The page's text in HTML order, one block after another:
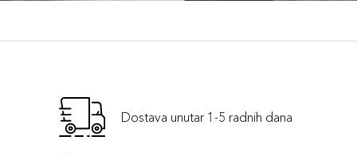
Dostava unutar 1-5 radnih dana